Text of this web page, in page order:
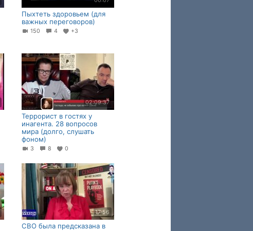
Пыхтеть здоровьем (для
важных переговоров)
150 4 +3
02:09:37
Террорист в гостях у
инагента. 28 вопросов
мира (долго, слушать
фоном)
3 8 0
17:56
СВО была предсказана в